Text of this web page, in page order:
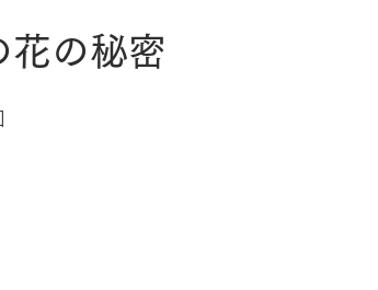
花の秘密